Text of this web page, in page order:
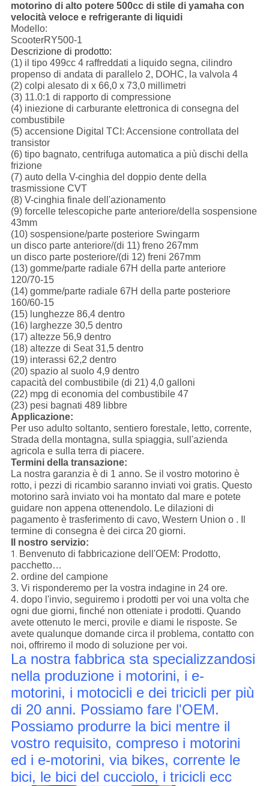
motorino di alto potere 500cc di stile di yamaha con
velocità veloce e refrigerante di liquidi
Modello:
ScooterRY500-1
Descrizione di prodotto:
(1) il tipo 499cc 4 raffreddati a liquido segna, cilindro
propenso di andata di parallelo 2, DOHC, la valvola 4
(2) colpi alesato di x 66,0 x 73,0 millimetri
(3) 11.0:1 di rapporto di compressione
(4) iniezione di carburante elettronica di consegna del
combustibile
(5) accensione Digital TCI: Accensione controllata del
transistor
(6) tipo bagnato, centrifuga automatica a più dischi della
frizione
(7) auto della V-cinghia del doppio dente della
trasmissione CVT
(8) V-cinghia finale dell'azionamento
(9) forcelle telescopiche parte anteriore/della sospensione
43mm
(10) sospensione/parte posteriore Swingarm
un disco parte anteriore/(di 11) freno 267mm
un disco parte posteriore/(di 12) freni 267mm
(13) gomme/parte radiale 67H della parte anteriore
120/70-15
(14) gomme/parte radiale 67H della parte posteriore
160/60-15
(15) lunghezze 86,4 dentro
(16) larghezze 30,5 dentro
(17) altezze 56,9 dentro
(18) altezze di Seat 31,5 dentro
(19) interassi 62,2 dentro
(20) spazio al suolo 4,9 dentro
capacità del combustibile (di 21) 4,0 galloni
(22) mpg di economia del combustibile 47
(23) pesi bagnati 489 libbre
Applicazione:
Per uso adulto soltanto, sentiero forestale, letto, corrente,
Strada della montagna, sulla spiaggia, sull'azienda
agricola e sulla terra di piacere.
Termini della transazione:
La nostra garanzia è di 1 anno. Se il vostro motorino è
rotto, i pezzi di ricambio saranno inviati voi gratis. Questo
motorino sarà inviato voi ha montato dal mare e potete
guidare non appena ottenendolo. Le dilazioni di
pagamento è trasferimento di cavo, Western Union o . Il
termine di consegna è dei circa 20 giorni.
Il nostro servizio:
1. Benvenuto di fabbricazione dell'OEM: Prodotto,
pacchetto…
2. ordine del campione
3. Vi risponderemo per la vostra indagine in 24 ore.
4. dopo l'invio, seguiremo i prodotti per voi una volta che
ogni due giorni, finché non otteniate i prodotti. Quando
avete ottenuto le merci, provile e diami le risposte. Se
avete qualunque domande circa il problema, contatto con
noi, offriremo il modo di soluzione per voi.
La nostra fabbrica sta specializzandosi
nella produzione i motorini, i e-
motorini, i motocicli e dei tricicli per più
di 20 anni. Possiamo fare l'OEM.
Possiamo produrre la bici mentre il
vostro requisito, compreso i motorini
ed i e-motorini, via bikes, corrente le
bici, le bici del cucciolo, i tricicli ecc